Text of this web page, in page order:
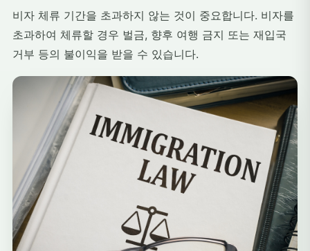
비자 체류 기간을 초과하지 않는 것이 중요합니다. 비자를
초과하여 체류할 경우 벌금, 향후 여행 금지 또는 재입국
거부 등의 불이익을 받을 수 있습니다.